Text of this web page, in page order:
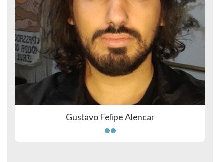
Gustavo Felipe Alencar